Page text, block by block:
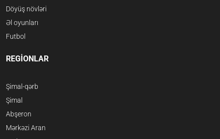
Döyüş növləri
Əl oyunları
Futbol
REGİONLAR
Şimal-qərb
Şimal
Abşeron
Mərkəzi Aran